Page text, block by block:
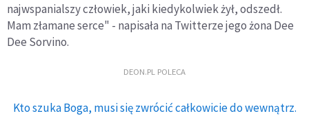
najwspanialszy człowiek, jaki kiedykolwiek żył, odszedł.
Mam złamane serce" - napisała na Twitterze jego żona Dee
Dee Sorvino.
DEON.PL POLECA
Kto szuka Boga, musi się zwrócić całkowicie do wewnątrz.